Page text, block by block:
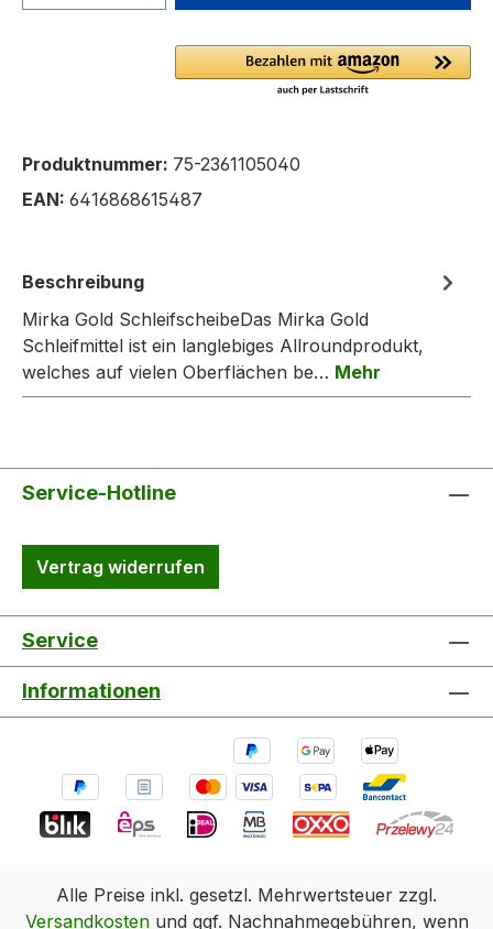
Produktnummer: 75-2361105040
EAN: 6416868615487
Beschreibung
Mirka Gold SchleifscheibeDas Mirka Gold
Schleifmittel ist ein langlebiges Allroundprodukt,
welches auf vielen Oberflächen be… Mehr
Service-Hotline
Vertrag widerrufen
Service
Informationen
Alle Preise inkl. gesetzl. Mehrwertsteuer zzgl.
Versandkostenund ggf. Nachnahmegebühren, wenn